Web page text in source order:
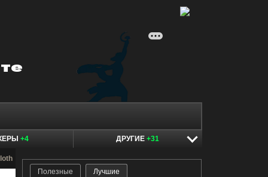
+4 ДРУГИЕ +31
Полезные
Лучшие